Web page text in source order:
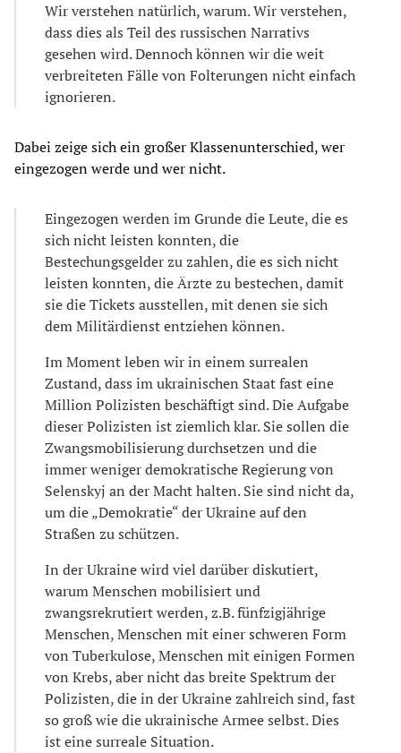
Wir verstehen natürlich, warum. Wir verstehen,
dass dies als Teil des russischen Narrativs
gesehen wird. Dennoch können wir die weit
verbreiteten Fälle von Folterungen nicht einfach
ignorieren.
Dabei zeige sich ein großer Klassenunterschied, wer
eingezogen werde und wer nicht.
Eingezogen werden im Grunde die Leute, die es
sich nicht leisten konnten, die
Bestechungsgelder zu zahlen, die es sich nicht
leisten konnten, die Ärzte zu bestechen, damit
sie die Tickets ausstellen, mit denen sie sich
dem Militärdienst entziehen können.
Im Moment leben wir in einem surrealen
Zustand, dass im ukrainischen Staat fast eine
Million Polizisten beschäftigt sind. Die Aufgabe
dieser Polizisten ist ziemlich klar. Sie sollen die
Zwangsmobilisierung durchsetzen und die
immer weniger demokratische Regierung von
Selenskyj an der Macht halten. Sie sind nicht da,
um die „Demokratie“ der Ukraine auf den
Straßen zu schützen.
In der Ukraine wird viel darüber diskutiert,
warum Menschen mobilisiert und
zwangsrekrutiert werden, z.B. fünfzigjährige
Menschen, Menschen mit einer schweren Form
von Tuberkulose, Menschen mit einigen Formen
von Krebs, aber nicht das breite Spektrum der
Polizisten, die in der Ukraine zahlreich sind, fast
so groß wie die ukrainische Armee selbst. Dies
ist eine surreale Situation.